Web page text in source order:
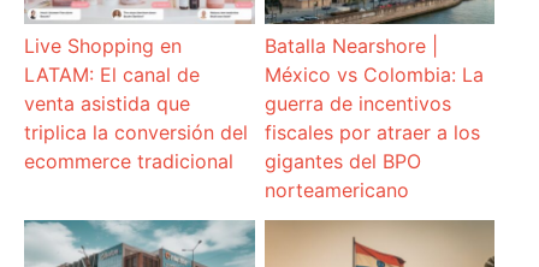
Live Shopping en
LATAM: El canal de
venta asistida que
triplica la conversión del
ecommerce tradicional
Batalla Nearshore |
México vs Colombia: La
guerra de incentivos
fiscales por atraer a los
gigantes del BPO
norteamericano